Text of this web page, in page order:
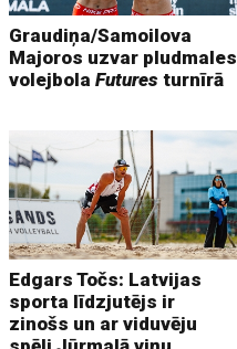
Graudiņa/Samoilova
Majoros uzvar pludmales
volejbolaFutures turnīrā
Edgars Točs: Latvijas
sporta līdzjutējs ir
zinošs un ar viduvēju